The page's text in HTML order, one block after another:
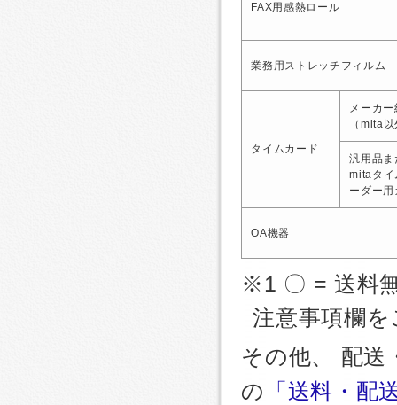
FAX用感熱ロール
業務用ストレッチフィルム
タイムカード
メーカ
（mita
汎用品ま
mitaタイ
ーダー
OA機器
※1 〇 = 送料
注意事項欄
その他、 配送
の
「送料・配